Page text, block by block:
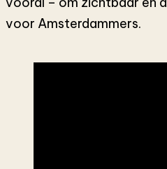
voor Amsterdammers.